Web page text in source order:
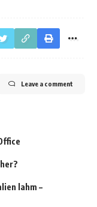
Leave a comment
lahm –